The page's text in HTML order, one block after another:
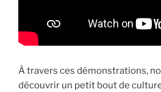
À travers ces démonstrations,
découvrir un petit bout de